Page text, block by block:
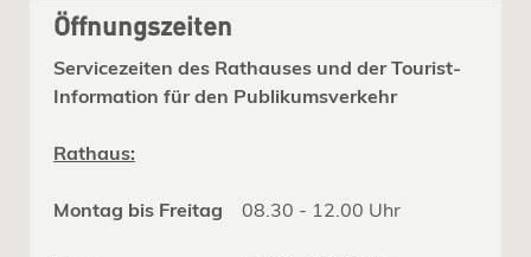
Öffnungszeiten
Servicezeiten des Rathauses und der Tourist-
Information für den Publikumsverkehr
Rathaus:
Montag bis Freitag 08.30 - 12.00 Uhr